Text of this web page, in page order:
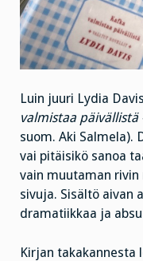
Luin juuri Lydia
valmistaa
suom. Aki Salmela).
vai pitäisikö sanoa
vain muutaman
sivuja. Sisältö aivan
dramatiikkaa ja
Kirjan takakannesta